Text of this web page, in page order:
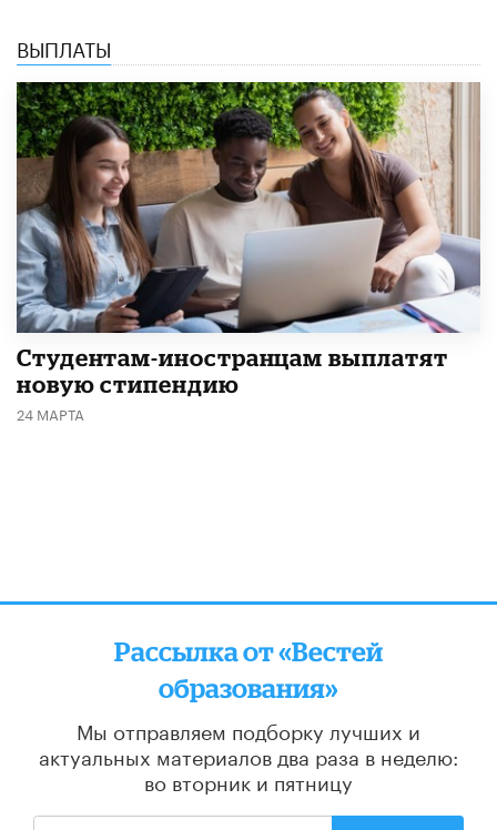
ВЫПЛАТЫ
Студентам-иностранцам выплатят
новую стипендию
24 МАРТА
Рассылка от «Вестей
образования»
Мы отправляем подборку лучших и
актуальных материалов два раза в неделю:
во вторник и пятницу